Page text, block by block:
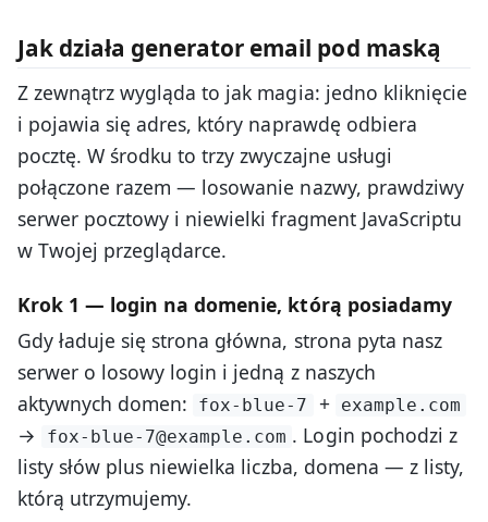
Jak działa generator email pod maską
Z zewnątrz wygląda to jak magia: jedno kliknięcie
i pojawia się adres, który naprawdę odbiera
pocztę. W środku to trzy zwyczajne usługi
połączone razem — losowanie nazwy, prawdziwy
serwer pocztowy i niewielki fragment JavaScriptu
w Twojej przeglądarce.
Krok 1 — login na domenie, którą posiadamy
Gdy ładuje się strona główna, strona pyta nasz
serwer o losowy login i jedną z naszych
aktywnych domen:
fox-blue-7 + example.com
→ fox-blue-7@example.com . Login pochodzi z
listy słów plus niewielka liczba, domena — z listy,
którą utrzymujemy.